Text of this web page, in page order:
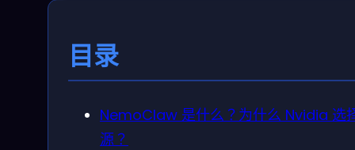
目录
NemoClaw 是什么？为什么 Nvidia 选
源？